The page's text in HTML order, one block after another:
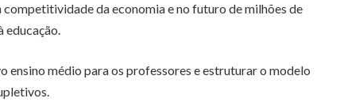
da economia e no futuro de milhões de
educação.
ensino médio para os professores e estruturar o modelo